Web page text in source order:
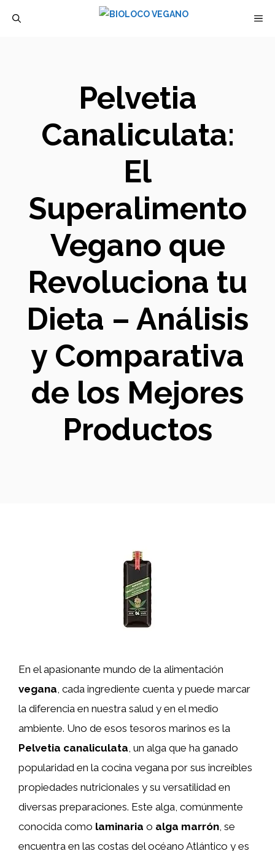
Pelvetia
Canaliculata:
El
Superalimento
Vegano que
Revoluciona tu
Dieta – Análisis
y Comparativa
de los Mejores
Productos
En el apasionante mundo de la alimentación
vegana, cada ingrediente cuenta y puede marcar
la diferencia en nuestra salud y en el medio
ambiente. Uno de esos tesoros marinos es la
Pelvetia canaliculata, un alga que ha ganado
popularidad en la cocina vegana por sus increíbles
propiedades nutricionales y su versatilidad en
diversas preparaciones. Este alga, comúnmente
conocida como laminaria o alga marrón, se
encuentra en las costas del océano Atlántico y es